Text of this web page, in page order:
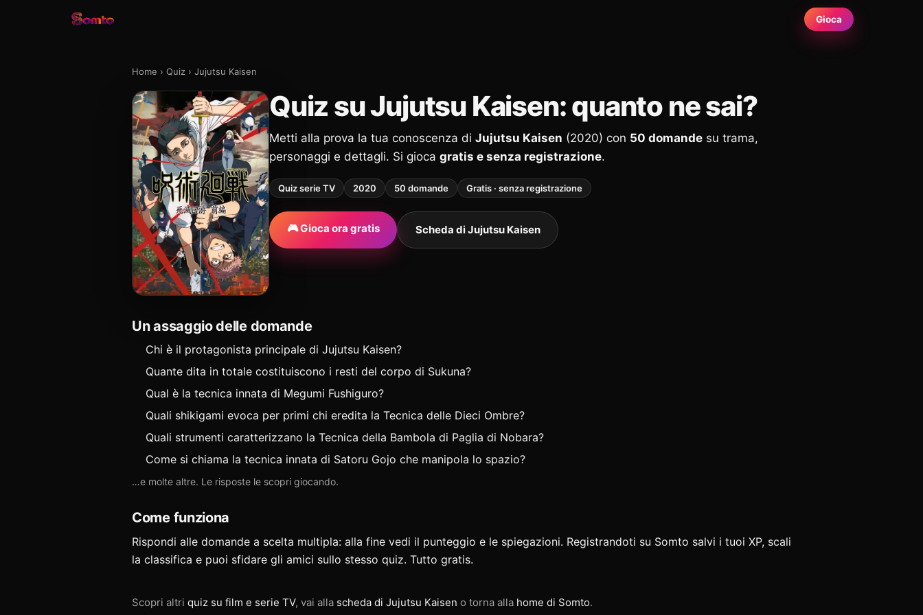
Gioca
Home › Quiz › Jujutsu Kaisen
Quiz su Jujutsu Kaisen: quanto ne sai?
Metti alla prova la tua conoscenza di Jujutsu Kaisen (2020) con 50 domande su trama,
personaggi e dettagli. Si gioca gratis e senza registrazione.
Quiz serie TV 2020 50 domande Gratis · senza registrazione
🎮 Gioca ora gratis Scheda di Jujutsu Kaisen
Un assaggio delle domande
Chi è il protagonista principale di Jujutsu Kaisen?
Quante dita in totale costituiscono i resti del corpo di Sukuna?
Qual è la tecnica innata di Megumi Fushiguro?
Quali shikigami evoca per primi chi eredita la Tecnica delle Dieci Ombre?
Quali strumenti caratterizzano la Tecnica della Bambola di Paglia di Nobara?
Come si chiama la tecnica innata di Satoru Gojo che manipola lo spazio?
…e molte altre. Le risposte le scopri giocando.
Come funziona
Rispondi alle domande a scelta multipla: alla fine vedi il punteggio e le spiegazioni. Registrandoti su Somto salvi i tuoi XP, scali
la classifica e puoi sfidare gli amici sullo stesso quiz. Tutto gratis.
Scopri altri quiz su film e serie TV, vai alla scheda di Jujutsu Kaisen o torna alla home di Somto.